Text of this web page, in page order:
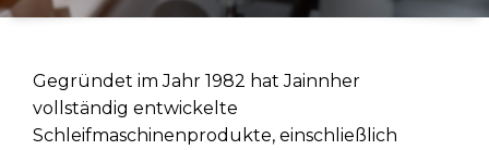
Gegründet im Jahr 1982 hat Jainnher
vollständig entwickelte
Schleifmaschinenprodukte, einschließlich